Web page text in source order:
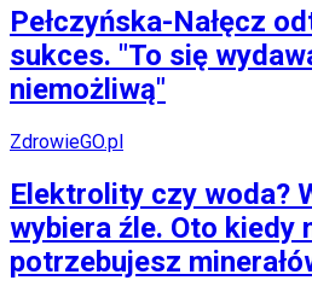
Pełczyńska-Nałęcz
sukces. "To się
niemożliwą"
ZdrowieGO.pl
Elektrolity czy woda?
wybiera źle. Oto kiedy
potrzebujesz